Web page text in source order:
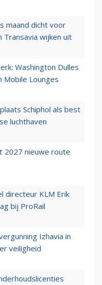
maand dicht voor
Transavia wijken uit
Washington Dulles
Mobile Lounges
Schiphol als best
luchthaven
2027 nieuwe route
directeur KLM Erik
bij ProRail
Izhavia in
veiligheid